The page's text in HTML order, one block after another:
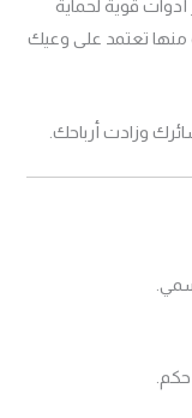
قوية لحماية
منها تعتمد على وعيك
وزادت أرباحك.
حكم.